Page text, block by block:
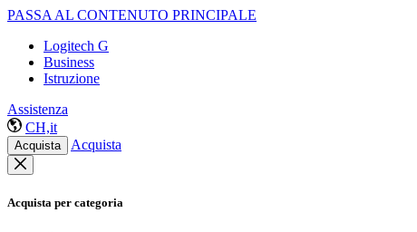
PASSA AL CONTENUTO PRINCIPALE
Logitech G
Business
Istruzione
Assistenza
CH,it
Acquista Acquista
Acquista per categoria